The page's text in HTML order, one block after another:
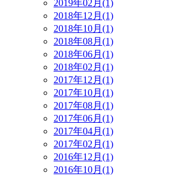
2019年02月(1)
2018年12月(1)
2018年10月(1)
2018年08月(1)
2018年06月(1)
2018年02月(1)
2017年12月(1)
2017年10月(1)
2017年08月(1)
2017年06月(1)
2017年04月(1)
2017年02月(1)
2016年12月(1)
2016年10月(1)